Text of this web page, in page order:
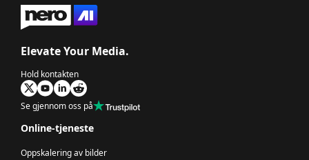
Elevate Your Media.
Hold kontakten
Se gjennom oss på
Online-tjeneste
Oppskalering av bilder